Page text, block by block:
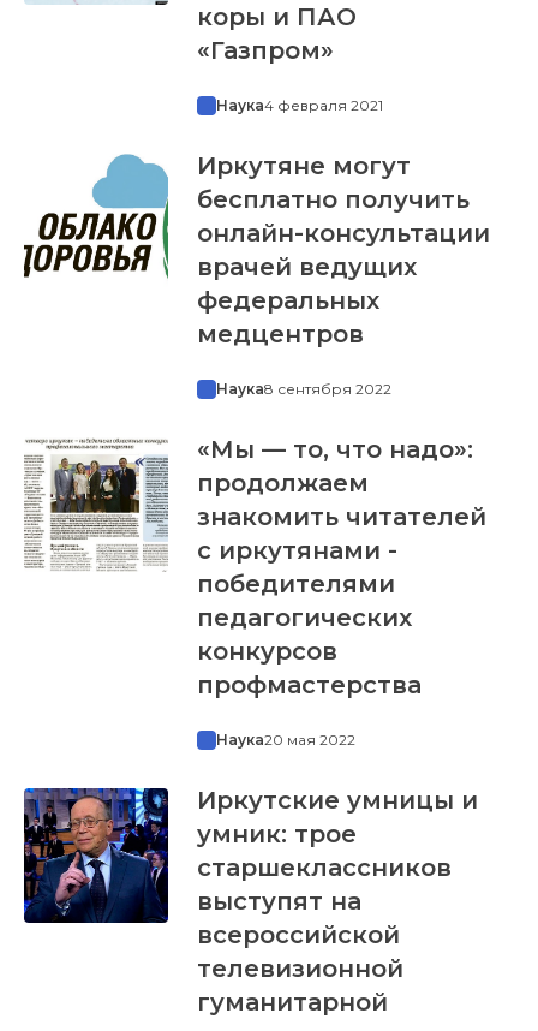
коры и ПАО
«Газпром»
Наука4 февраля 2021
Иркутяне могут
бесплатно получить
онлайн-консультации
врачей ведущих
федеральных
медцентров
Наука8 сентября 2022
«Мы — то, что надо»:
продолжаем
знакомить читателей
с иркутянами -
победителями
педагогических
конкурсов
профмастерства
Наука20 мая 2022
Иркутские умницы и
умник: трое
старшеклассников
выступят на
всероссийской
телевизионной
гуманитарной